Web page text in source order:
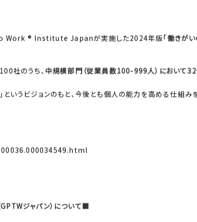
Work ® Institute Japanが実施した2024年版「働きが
社のうち、 中規模部門（従業員数100-999人）において
いうビジョンのもと、今後とも個人の能力を高める仕組み
ジャパン）について■